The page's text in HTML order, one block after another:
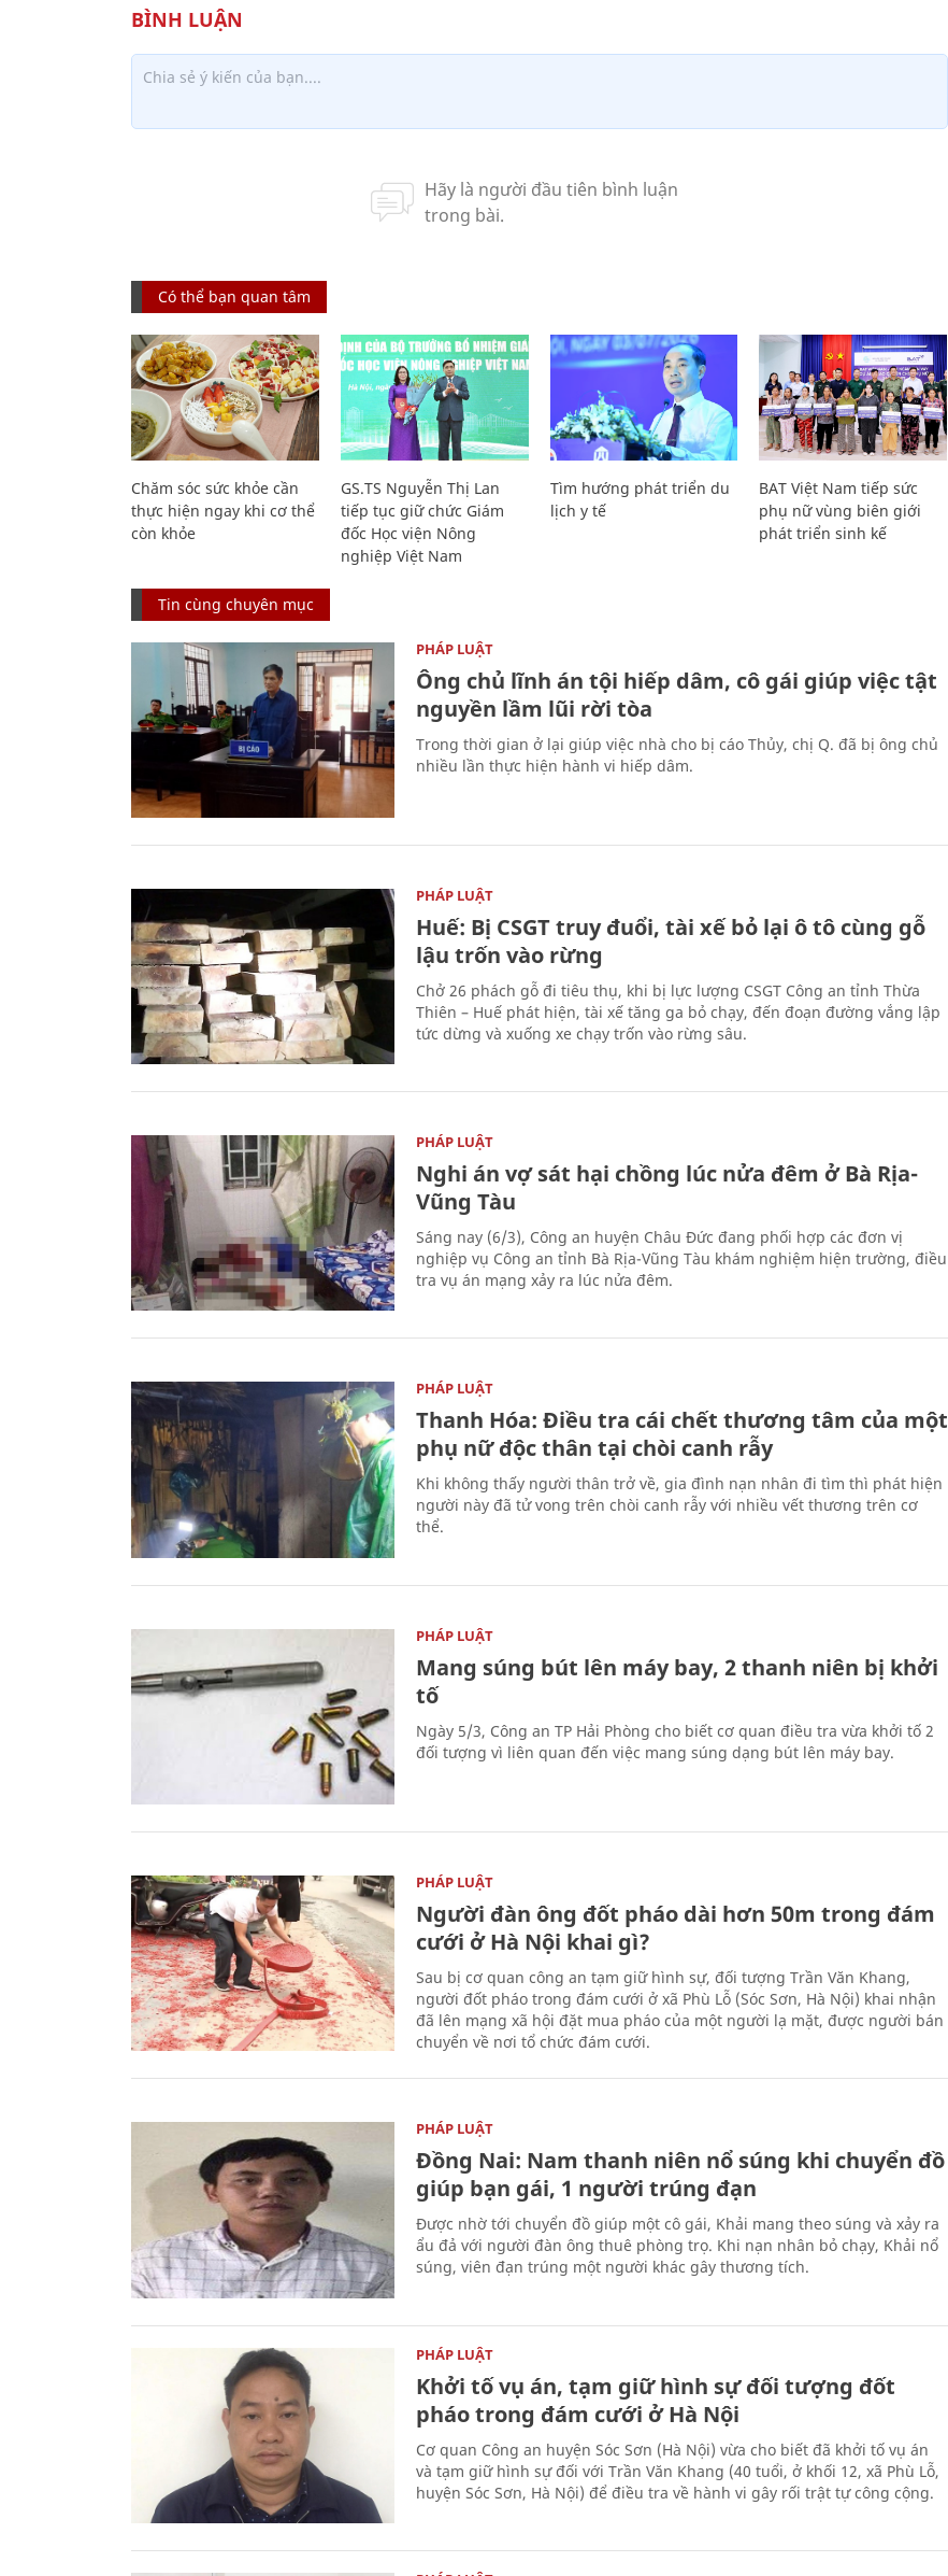
Có thể bạn quan tâm
Chăm sóc sức khỏe cần
thực hiện ngay khi cơ thể
còn khỏe
GS.TS Nguyễn Thị Lan
tiếp tục giữ chức Giám
đốc Học viện Nông
nghiệp Việt Nam
Tìm hướng phát triển du
lịch y tế
BAT Việt Nam tiếp sức
phụ nữ vùng biên giới
phát triển sinh kế
Tin cùng chuyên mục
PHÁP LUẬT
Ông chủ lĩnh án tội hiếp dâm, cô gái giúp việc tật
nguyền lầm lũi rời tòa
Trong thời gian ở lại giúp việc nhà cho bị cáo Thủy, chị Q. đã bị ông chủ
nhiều lần thực hiện hành vi hiếp dâm.
PHÁP LUẬT
Huế: Bị CSGT truy đuổi, tài xế bỏ lại ô tô cùng gỗ
lậu trốn vào rừng
Chở 26 phách gỗ đi tiêu thụ, khi bị lực lượng CSGT Công an tỉnh Thừa
Thiên – Huế phát hiện, tài xế tăng ga bỏ chạy, đến đoạn đường vắng lập
tức dừng và xuống xe chạy trốn vào rừng sâu.
PHÁP LUẬT
Nghi án vợ sát hại chồng lúc nửa đêm ở Bà Rịa-
Vũng Tàu
Sáng nay (6/3), Công an huyện Châu Đức đang phối hợp các đơn vị
nghiệp vụ Công an tỉnh Bà Rịa-Vũng Tàu khám nghiệm hiện trường, điều
tra vụ án mạng xảy ra lúc nửa đêm.
PHÁP LUẬT
Thanh Hóa: Điều tra cái chết thương tâm của một
phụ nữ độc thân tại chòi canh rẫy
Khi không thấy người thân trở về, gia đình nạn nhân đi tìm thì phát hiện
người này đã tử vong trên chòi canh rẫy với nhiều vết thương trên cơ
thể.
PHÁP LUẬT
Mang súng bút lên máy bay, 2 thanh niên bị khởi
tố
Ngày 5/3, Công an TP Hải Phòng cho biết cơ quan điều tra vừa khởi tố 2
đối tượng vì liên quan đến việc mang súng dạng bút lên máy bay.
PHÁP LUẬT
Người đàn ông đốt pháo dài hơn 50m trong đám
cưới ở Hà Nội khai gì?
Sau bị cơ quan công an tạm giữ hình sự, đối tượng Trần Văn Khang,
người đốt pháo trong đám cưới ở xã Phù Lỗ (Sóc Sơn, Hà Nội) khai nhận
đã lên mạng xã hội đặt mua pháo của một người lạ mặt, được người bán
chuyển về nơi tổ chức đám cưới.
PHÁP LUẬT
Đồng Nai: Nam thanh niên nổ súng khi chuyển đồ
giúp bạn gái, 1 người trúng đạn
Được nhờ tới chuyển đồ giúp một cô gái, Khải mang theo súng và xảy ra
ẩu đả với người đàn ông thuê phòng trọ. Khi nạn nhân bỏ chạy, Khải nổ
súng, viên đạn trúng một người khác gây thương tích.
PHÁP LUẬT
Khởi tố vụ án, tạm giữ hình sự đối tượng đốt
pháo trong đám cưới ở Hà Nội
Cơ quan Công an huyện Sóc Sơn (Hà Nội) vừa cho biết đã khởi tố vụ án
và tạm giữ hình sự đối với Trần Văn Khang (40 tuổi, ở khối 12, xã Phù Lỗ,
huyện Sóc Sơn, Hà Nội) để điều tra về hành vi gây rối trật tự công cộng.